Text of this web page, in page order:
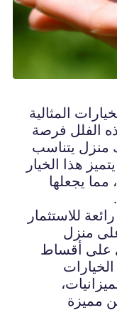
المثالية
الفلل فرصة
منزل يتناسب
هذا الخيار
مما يجعلها
للاستثمار
منزل
على أقساط
مميزة